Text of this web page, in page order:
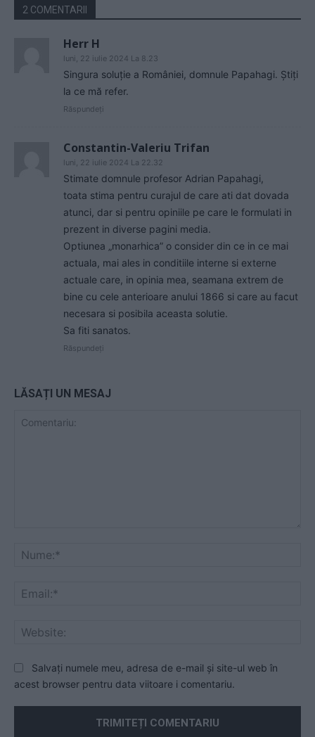
2 COMENTARII
Herr H
luni, 22 iulie 2024 La 8.23
Singura soluție a României, domnule Papahagi. Știți
la ce mă refer.
Răspundeți
Constantin-Valeriu Trifan
luni, 22 iulie 2024 La 22.32
Stimate domnule profesor Adrian Papahagi,
toata stima pentru curajul de care ati dat dovada
atunci, dar si pentru opiniile pe care le formulati in
prezent in diverse pagini media.
Optiunea „monarhica” o consider din ce in ce mai
actuala, mai ales in conditiile interne si externe
actuale care, in opinia mea, seamana extrem de
bine cu cele anterioare anului 1866 si care au facut
necesara si posibila aceasta solutie.
Sa fiti sanatos.
Răspundeți
LĂSAȚI UN MESAJ
Salvați numele meu, adresa de e-mail și site-ul web în
acest browser pentru data viitoare i comentariu.